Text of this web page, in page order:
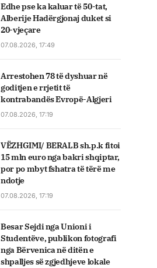
Edhe pse ka kaluar të 50-tat,
Alberije Hadërgjonaj duket si
20-vjeçare
07.08.2026, 17:49
Arrestohen 78 të dyshuar në
goditjen e rrjetit të
kontrabandës Evropë-Algjeri
07.08.2026, 17:19
VËZHGIMI/ BERALB sh.p.k fitoi
15 mln euro nga bakri shqiptar,
por po mbyt fshatra të tërë me
ndotje
07.08.2026, 17:19
Besar Sejdi nga Unioni i
Studentëve, publikon fotografi
nga Bërvenica në ditën e
shpalljes së zgjedhjeve lokale